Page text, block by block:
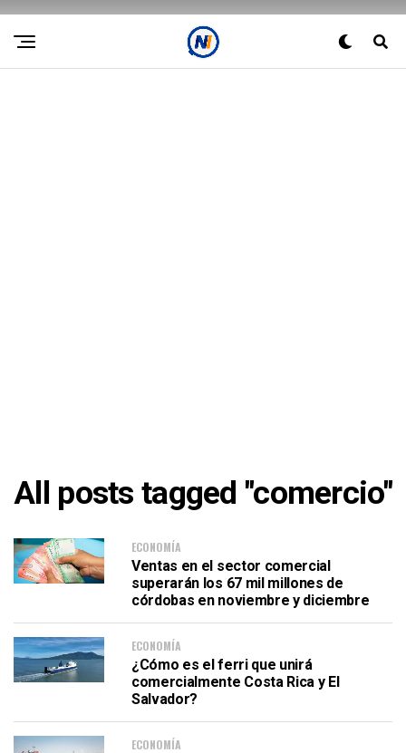
All posts tagged "comercio"
ECONOMÍA
Ventas en el sector comercial
superarán los 67 mil millones de
córdobas en noviembre y diciembre
ECONOMÍA
¿Cómo es el ferri que unirá
comercialmente Costa Rica y El
Salvador?
ECONOMÍA